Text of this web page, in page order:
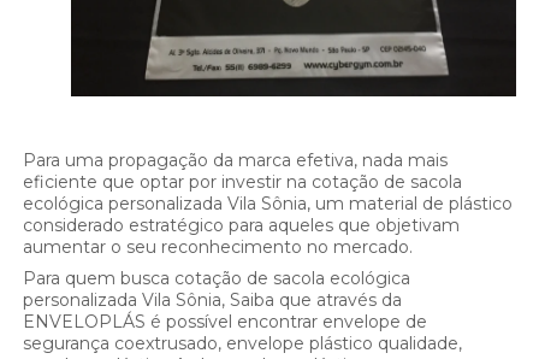
Para uma propagação da marca efetiva, nada mais
eficiente que optar por investir na cotação de sacola
ecológica personalizada Vila Sônia, um material de plástico
considerado estratégico para aqueles que objetivam
aumentar o seu reconhecimento no mercado.
Para quem busca cotação de sacola ecológica
personalizada Vila Sônia, Saiba que através da
ENVELOPLÁS é possível encontrar envelope de
segurança coextrusado, envelope plástico qualidade,